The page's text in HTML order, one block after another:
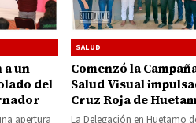
a un
del
apertura
SALUD
Comenzó la
Salud Visual
Cruz Roja de
La Delegación en Huetamo